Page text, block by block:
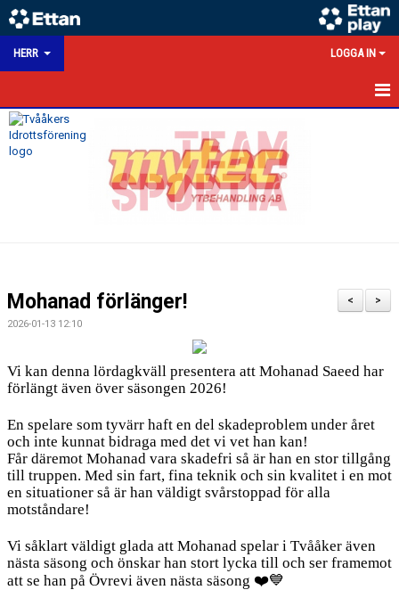
HERR LOGGA IN
HEM
BILDGALLERI
HERRSEKTION
>
<
Mohanad förlänger!
2026-01-13 12:10
Vi kan denna lördagkväll presentera att Mohanad Saeed har
förlängt även över säsongen 2026!
En spelare som tyvärr haft en del skadeproblem under året
och inte kunnat bidraga med det vi vet han kan!
Får däremot Mohanad vara skadefri så är han en stor tillgång
till truppen. Med sin fart, fina teknik och sin kvalitet i en mot
en situationer så är han väldigt svårstoppad för alla
motståndare!
Vi såklart väldigt glada att Mohanad spelar i Tvååker även
nästa säsong och önskar han stort lycka till och ser framemot
att se han på Övrevi även nästa säsong ❤️💙